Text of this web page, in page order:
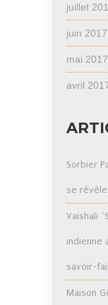
juillet
juin 2017
mai 2017
avril
Sorbier
se
Vaishali
indienne
savoir-
Maison